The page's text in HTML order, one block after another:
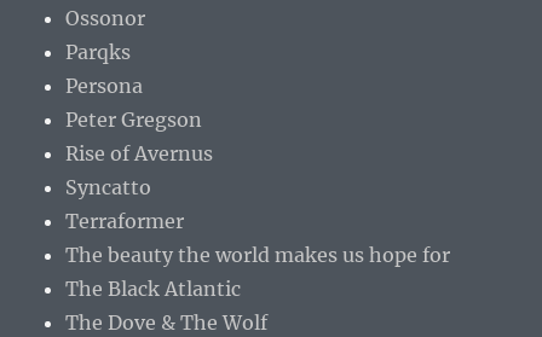
Ossonor
Parqks
Persona
Peter Gregson
Rise of Avernus
Syncatto
Terraformer
The beauty the world makes us hope for
The Black Atlantic
The Dove & The Wolf